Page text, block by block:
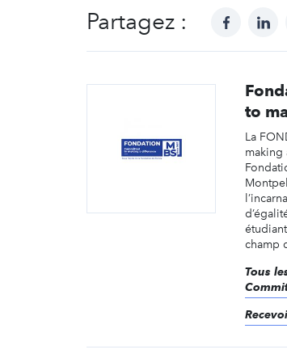
Partagez : facebook
to
La
making
champ
Tous